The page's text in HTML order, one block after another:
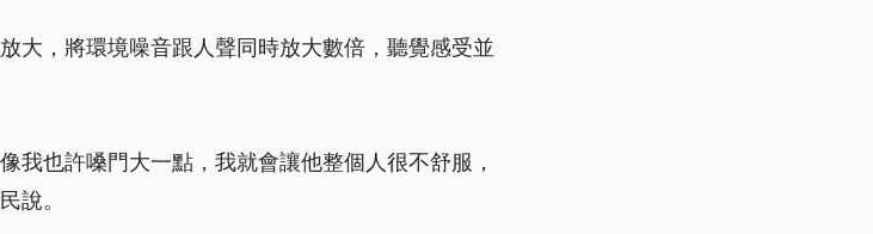
大，將環境噪音跟人聲同時放大數倍，聽覺感受並
我也許嗓門大一點，我就會讓他整個人很不舒服，
說。